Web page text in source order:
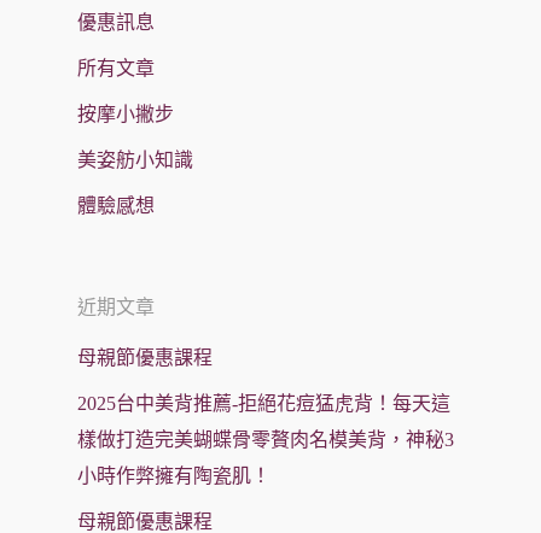
優惠訊息
所有文章
按摩小撇步
美姿舫小知識
體驗感想
近期文章
母親節優惠課程
2025台中美背推薦-拒絕花痘猛虎背！每天這
樣做打造完美蝴蝶骨零贅肉名模美背，神秘3
小時作弊擁有陶瓷肌！
母親節優惠課程